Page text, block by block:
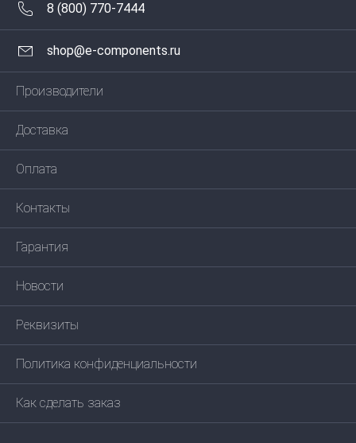
8 (800) 770-7444
shop@e-components.ru
Производители
Доставка
Оплата
Контакты
Гарантия
Новости
Реквизиты
Политика конфиденциальности
Как сделать заказ